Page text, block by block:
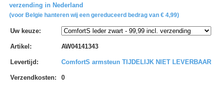
verzending in Nederland
(voor Belgie hanteren wij een gereduceerd bedrag van € 4,99)
Uw keuze:
Artikel : AW04141343
Levertijd : ComfortS armsteun TIJDELIJK NIET LEVERBAAR
Verzendkosten: 0